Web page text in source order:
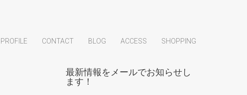
PROFILE CONTACT BLOG ACCESS SHOPPING
最新情報をメールでお知らせし
ます！